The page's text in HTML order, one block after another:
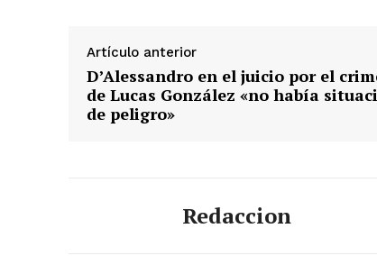
Artículo anterior
D’Alessandro en el juicio por el
de Lucas González «no había
de peligro»
Redaccion